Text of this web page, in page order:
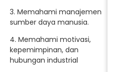
3. Memahami manajemen
sumber daya manusia.
4. Memahami motivasi,
kepemimpinan, dan
hubungan industrial